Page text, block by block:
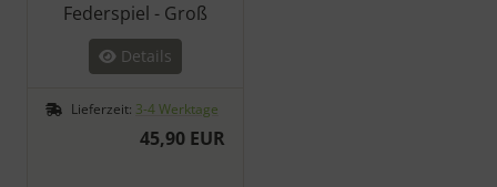
Federspiel - Groß
Details
Lieferzeit: 3-4 Werktage
45,90 EUR